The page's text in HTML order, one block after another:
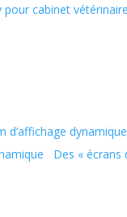
d’affichage
Des « écrans